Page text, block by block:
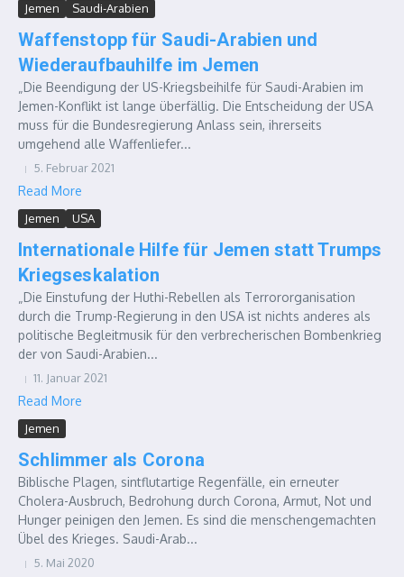
Jemen Saudi-Arabien
Waffenstopp für Saudi-Arabien und
Wiederaufbauhilfe im Jemen
„Die Beendigung der US-Kriegsbeihilfe für Saudi-Arabien im
Jemen-Konflikt ist lange überfällig. Die Entscheidung der USA
muss für die Bundesregierung Anlass sein, ihrerseits
umgehend alle Waffenliefer...
5. Februar 2021
Read More
Jemen USA
Internationale Hilfe für Jemen statt Trumps
Kriegseskalation
„Die Einstufung der Huthi-Rebellen als Terrororganisation
durch die Trump-Regierung in den USA ist nichts anderes als
politische Begleitmusik für den verbrecherischen Bombenkrieg
der von Saudi-Arabien...
11. Januar 2021
Read More
Jemen
Schlimmer als Corona
Biblische Plagen, sintflutartige Regenfälle, ein erneuter
Cholera-Ausbruch, Bedrohung durch Corona, Armut, Not und
Hunger peinigen den Jemen. Es sind die menschengemachten
Übel des Krieges. Saudi-Arab...
5. Mai 2020